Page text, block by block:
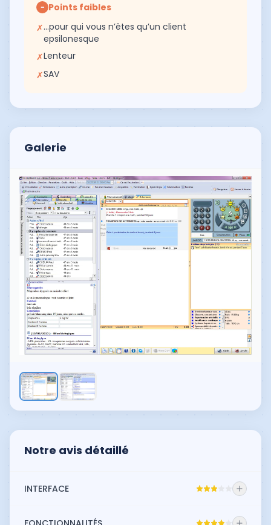
− Points faibles
✗…pour qui vous n’êtes qu’un client
epsilonesque
✗Lenteur
✗SAV
Galerie
Notre avis détaillé
INTERFACE
AxiSanté est assez intuitif pour les